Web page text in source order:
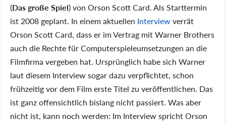
(Das große Spiel) von Orson Scott Card. Als Starttermin
ist 2008 geplant. In einem aktuellen Interviewverrät
Orson Scott Card, dass er im Vertrag mit Warner Brothers
auch die Rechte für Computerspieleumsetzungen an die
Filmfirma vergeben hat. Ursprünglich habe sich Warner
laut diesem Interview sogar dazu verpflichtet, schon
frühzeitig vor dem Film erste Titel zu veröffentlichen. Das
ist ganz offensichtlich bislang nicht passiert. Was aber
nicht ist, kann noch werden: Im Interview spricht Orson